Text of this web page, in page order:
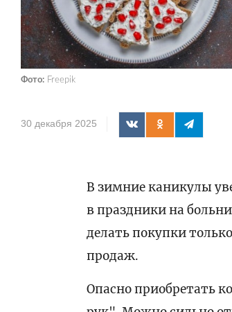
Фото: Freepik
30 декабря 2025
В зимние каникулы
в праздники на
делать покупки
продаж.
Опасно приобретать